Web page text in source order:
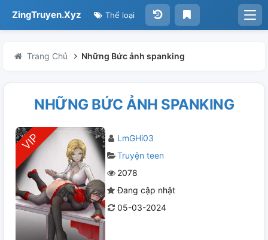
ZingTruyen.Xyz Thể loại
Trang Chủ Những Bức ảnh spanking
NHỮNG BỨC ẢNH SPANKING
LmGHi03
Truyện teen
2078
Đang cập nhật
05-03-2024